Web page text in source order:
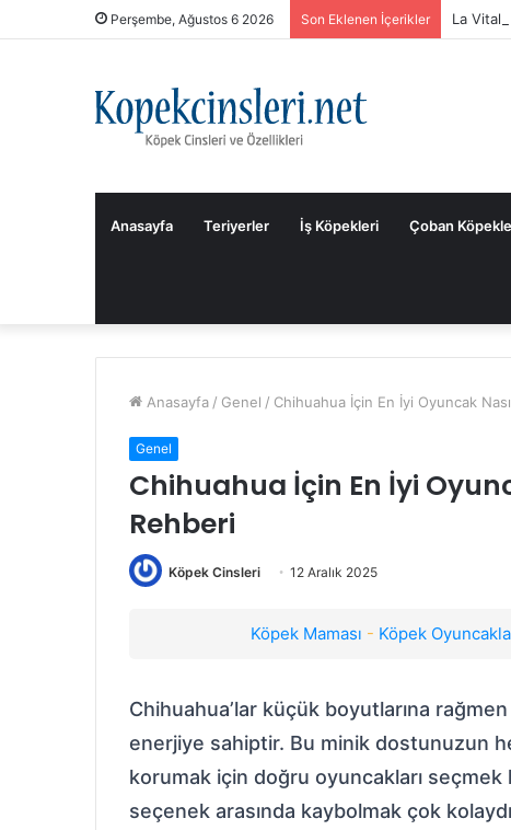
Perşembe, Ağustos 6 2026 Son Eklenen İçerikler La Vital
Anasayfa Teriyerler İş Köpekleri Çoban
Anasayfa / Genel / Chihuahua İçin En İyi Oyuncak
Genel
Chihuahua İçin En İyi
Rehberi
Köpek Cinsleri 12 Aralık 2025
Köpek Maması - Köpek
Chihuahua’lar küçük boyutlarına
enerjiye sahiptir. Bu minik dostunuzun
korumak için doğru oyuncakları seçmek
seçenek arasında kaybolmak çok